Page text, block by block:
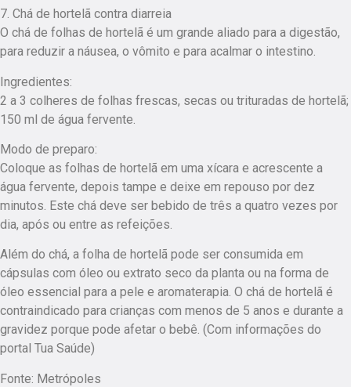
7. Chá de hortelã contra diarreia
O chá de folhas de hortelã é um grande aliado para a digestão,
para reduzir a náusea, o vômito e para acalmar o intestino.
Ingredientes:
2 a 3 colheres de folhas frescas, secas ou trituradas de hortelã;
150 ml de água fervente.
Modo de preparo:
Coloque as folhas de hortelã em uma xícara e acrescente a
água fervente, depois tampe e deixe em repouso por dez
minutos. Este chá deve ser bebido de três a quatro vezes por
dia, após ou entre as refeições.
Além do chá, a folha de hortelã pode ser consumida em
cápsulas com óleo ou extrato seco da planta ou na forma de
óleo essencial para a pele e aromaterapia. O chá de hortelã é
contraindicado para crianças com menos de 5 anos e durante a
gravidez porque pode afetar o bebê. (Com informações do
portal Tua Saúde)
Fonte: Metrópoles